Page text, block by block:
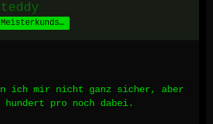
Mudams Meisterkundschafter
ich mir nicht ganz sicher, aber
pro noch dabei.